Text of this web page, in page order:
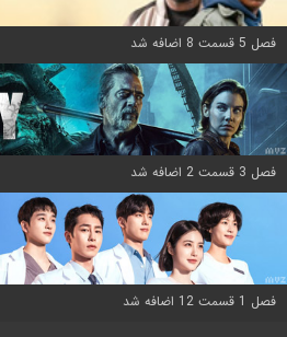
فصل 5 قسمت 8 اضافه شد
فصل 3 قسمت 2 اضافه شد
فصل 1 قسمت 12 اضافه شد